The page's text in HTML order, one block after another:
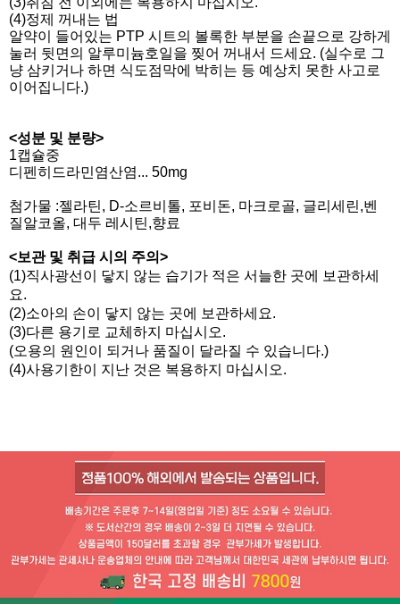
(4)정제 꺼내는 법
알약이 들어있는 PTP 시트의 볼록한 부분을 손끝으로 강하게
눌러 뒷면의 알루미늄호일을 찢어 꺼내서 드세요. (실수로 그
냥 삼키거나 하면 식도점막에 박히는 등 예상치 못한 사고로
이어집니다.)
<성분 및 분량>
1캡슐중
디펜히드라민염산염... 50mg
첨가물 :젤라틴, D-소르비톨, 포비돈, 마크로골, 글리세린,벤
질알코올, 대두 레시틴,향료
<보관 및 취급 시의 주의>
(1)직사광선이 닿지 않는 습기가 적은 서늘한 곳에 보관하세
요.
(2)소아의 손이 닿지 않는 곳에 보관하세요.
(3)다른 용기로 교체하지 마십시오.
(오용의 원인이 되거나 품질이 달라질 수 있습니다.)
(4)사용기한이 지난 것은 복용하지 마십시오.